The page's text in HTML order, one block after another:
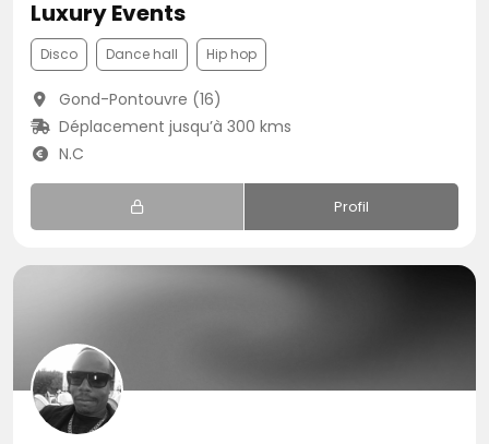
Luxury Events
Disco Dance hall Hip hop
Gond-Pontouvre (16)
Déplacement jusqu’à 300 kms
N.C
Profil